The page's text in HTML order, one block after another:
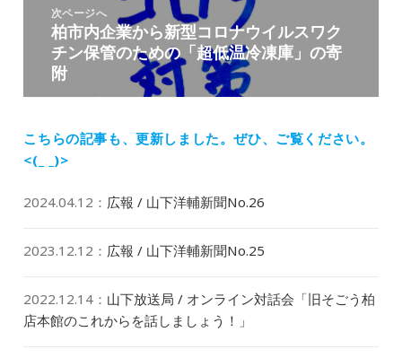
稿:
次ページへ
次
の
投
稿:
柏市内企業から新型コロナウイルスワク
チン保管のための「超低温冷凍庫」の寄
附
こちらの記事も、更新しました。ぜひ、ご覧ください。
<(_ _)>
2024.04.12 ： 広報 / 山下洋輔新聞No.26
2023.12.12 ： 広報 / 山下洋輔新聞No.25
2022.12.14 ： 山下放送局 / オンライン対話会「旧そごう柏
店本館のこれからを話しましょう！」